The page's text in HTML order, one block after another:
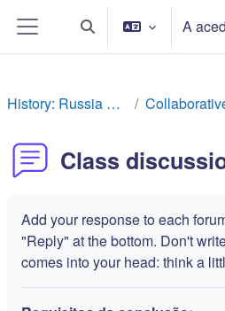
Ir para o conteúdo principal
Painel lateralAlternar a entrada da
A
History: Russia Rev
Class
Add your response to each
"Reply" at the bottom. Don't
comes into your head: think a